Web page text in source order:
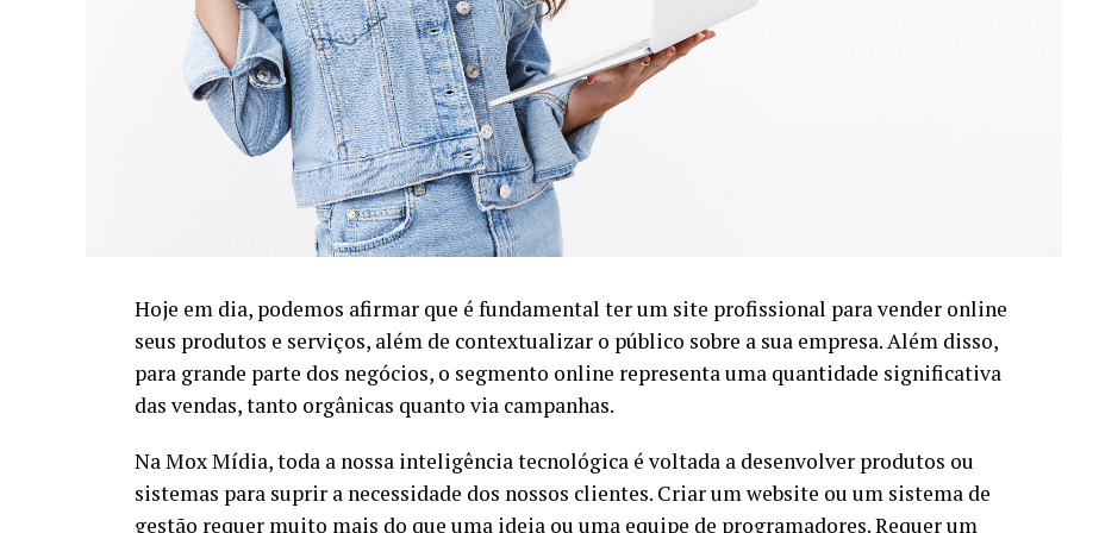
Hoje em dia, podemos afirmar que é fundamental ter um site profissional para vender online
seus produtos e serviços, além de contextualizar o público sobre a sua empresa. Além disso,
para grande parte dos negócios, o segmento online representa uma quantidade significativa
das vendas, tanto orgânicas quanto via campanhas.
Na Mox Mídia, toda a nossa inteligência tecnológica é voltada a desenvolver produtos ou
sistemas para suprir a necessidade dos nossos clientes. Criar um website ou um sistema de
gestão requer muito mais do que uma ideia ou uma equipe de programadores. Requer um